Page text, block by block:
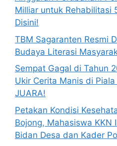
Milliar untuk Rehabilitasi
Disini!
TBM Sagaranten Resmi
Budaya Literasi
Sempat Gagal di Tahun
Ukir Cerita Manis di
JUARA!
Petakan Kondisi
Bojong, Mahasiswa KKN
Bidan Desa dan Kader